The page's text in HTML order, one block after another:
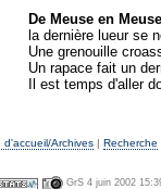
De Meuse en
la dernière lueur se
Une grenouille
Un rapace fait un
Il est temps d'aller
d'accueil/Archives | Recherche
GrS 4 juin 2002